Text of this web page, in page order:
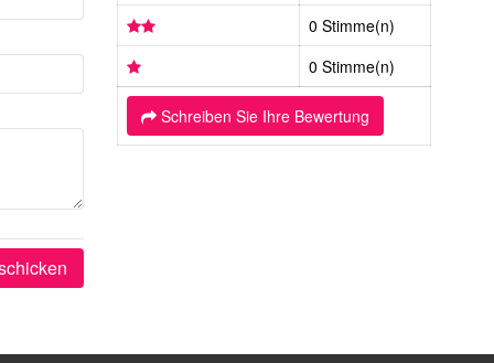
0 Stimme(n)
0 Stimme(n)
Schreiben Sie Ihre Bewertung